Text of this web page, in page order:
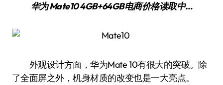
华为 Mate10 4GB+64GB电商价格读取中…
外观设计方面，华为Mate 10有很大的突破。除
了全面屏之外，机身材质的改变也是一大亮点。